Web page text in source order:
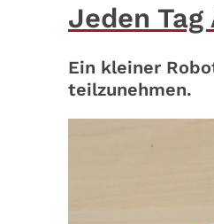
Jeden
Ein kleiner
teilzunehmen.